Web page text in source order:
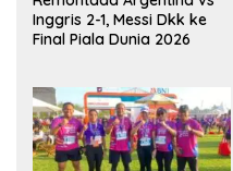
Inggris 2-1, Messi Dkk ke
Final Piala Dunia 2026